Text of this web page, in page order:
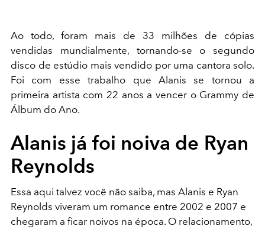
Ao todo, foram mais de 33 milhões de cópias
vendidas mundialmente, tornando-se o segundo
disco de estúdio mais vendido por uma cantora solo.
Foi com esse trabalho que Alanis se tornou a
primeira artista com 22 anos a vencer o Grammy de
Álbum do Ano.
Alanis já foi noiva de Ryan
Reynolds
Essa aqui talvez você não saiba, mas Alanis e Ryan
Reynolds viveram um romance entre 2002 e 2007 e
chegaram a ficar noivos na época. O relacionamento,